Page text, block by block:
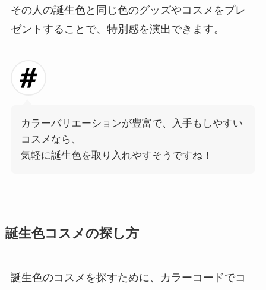
その人の誕生色と同じ色のグッズやコスメをプレ
ゼントすることで、特別感を演出できます。
カラーバリエーションが豊富で、入手もしやすい
コスメなら、
気軽に誕生色を取り入れやすそうですね！
誕生色コスメの探し方
誕生色のコスメを探すために、カラーコードでコ